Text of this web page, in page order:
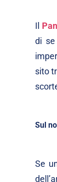
Il
di se
sito
Sul
Se